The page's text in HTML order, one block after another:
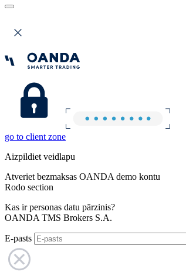
go to client zone
Aizpildiet veidlapu
Atveriet bezmaksas OANDA demo kontu
Rodo section
Kas ir personas datu pārzinis?
OANDA TMS Brokers S.A.
E-pasts